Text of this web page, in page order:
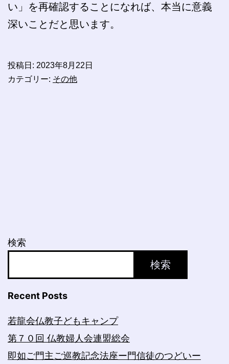
い」を再確認することになれば、本当に意義
深いことだと思います。
投稿日: 2023年8月22日
カテゴリー: その他
検索
検索
Recent Posts
若龍会仏教子どもキャンプ
第７０回 仏教婦人会連盟総会
即如ご門主ご巡教記念法座ー門信徒のつどいー